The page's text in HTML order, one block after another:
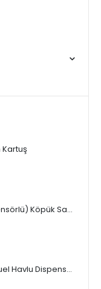
Carpex Otomatik (Sensörlü) Köpük Sabun Dispenseri
Carpex Autocut Manuel Havlu Dispenseri